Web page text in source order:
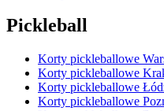
Pickleball
Korty pickleballowe
Korty pickleballowe
Korty pickleballowe
Korty pickleballowe